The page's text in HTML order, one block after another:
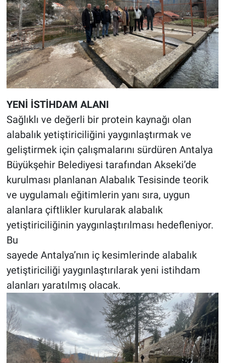
YENİ İSTİHDAM ALANI
Sağlıklı ve değerli bir protein kaynağı olan
alabalık yetiştiriciliğini yaygınlaştırmak ve
geliştirmek için çalışmalarını sürdüren Antalya
Büyükşehir Belediyesi tarafından Akseki’de
kurulması planlanan Alabalık Tesisinde teorik
ve uygulamalı eğitimlerin yanı sıra, uygun
alanlara çiftlikler kurularak alabalık
yetiştiriciliğinin yaygınlaştırılması hedefleniyor.
Bu
sayede Antalya’nın iç kesimlerinde alabalık
yetiştiriciliği yaygınlaştırılarak yeni istihdam
alanları yaratılmış olacak.